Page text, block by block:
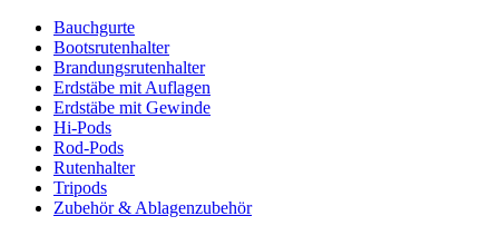
Bauchgurte
Bootsrutenhalter
Brandungsrutenhalter
Erdstäbe mit Auflagen
Erdstäbe mit Gewinde
Hi-Pods
Rod-Pods
Rutenhalter
Tripods
Zubehör & Ablagenzubehör